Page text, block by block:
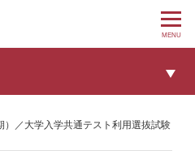
MENU
／大学入学共通テスト利用選抜試験